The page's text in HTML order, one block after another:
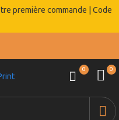
première commande | Code
0 0